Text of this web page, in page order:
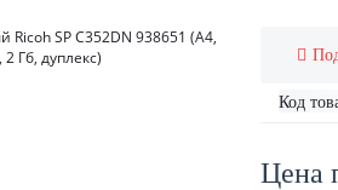
Код
Цена